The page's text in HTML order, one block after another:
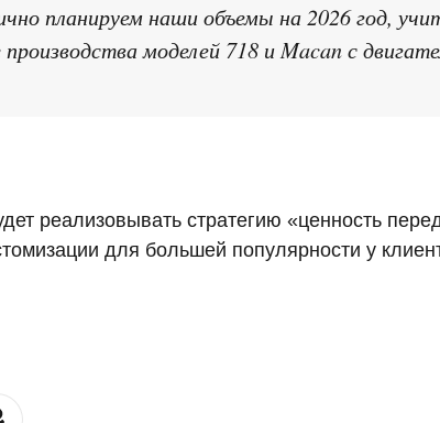
планируем наши объемы на 2026 год,
моделей 718 и Macan с
реализовывать стратегию «ценность
для большей популярности у